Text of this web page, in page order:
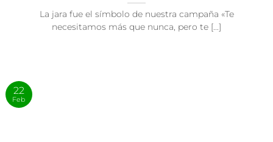
La jara fue el símbolo de nuestra campaña «Te
necesitamos más que nunca, pero te [...]
22
Feb